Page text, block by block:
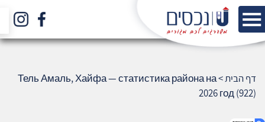
דף הבית>
Тель Амаль, Хайфа — статистика района на
2026 год (922)